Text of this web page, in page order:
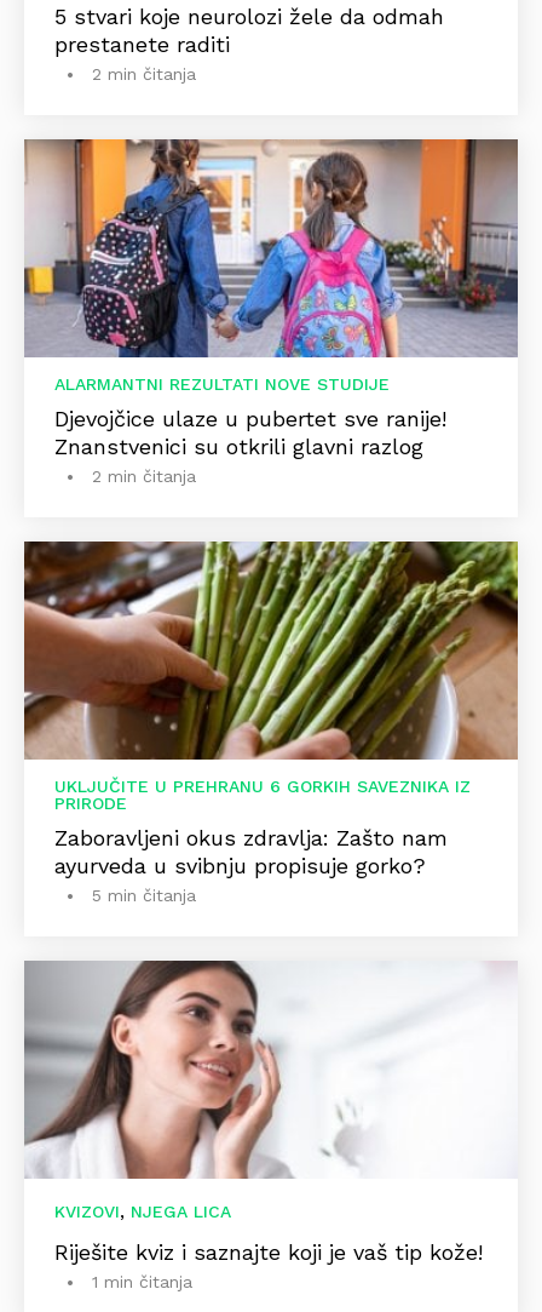
5 stvari koje neurolozi žele da odmah
prestanete raditi
2 min čitanja
ALARMANTNI REZULTATI NOVE STUDIJE
Djevojčice ulaze u pubertet sve ranije!
Znanstvenici su otkrili glavni razlog
2 min čitanja
UKLJUČITE U PREHRANU 6 GORKIH SAVEZNIKA IZ
PRIRODE
Zaboravljeni okus zdravlja: Zašto nam
ayurveda u svibnju propisuje gorko?
5 min čitanja
KVIZOVI, NJEGA LICA
Riješite kviz i saznajte koji je vaš tip kože!
1 min čitanja